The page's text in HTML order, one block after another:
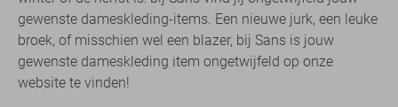
gewenste dameskleding-items. Een nieuwe jurk, een leuke
broek, of misschien wel een blazer, bij Sans is jouw
gewenste dameskleding item ongetwijfeld op onze
website te vinden!